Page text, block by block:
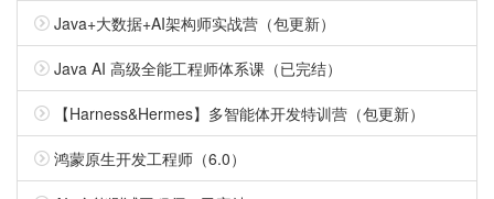
Java+大数据+AI架构师实战营（包更新）
Java AI 高级全能工程师体系课（已完结）
【Harness&Hermes】多智能体开发特训营（包更新）
鸿蒙原生开发工程师（6.0）